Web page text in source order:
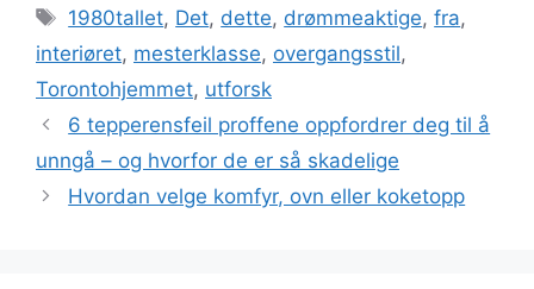
Stikkord
1980tallet, Det, dette, drømmeaktige,fra,
interiøret, mesterklasse, overgangsstil,
Torontohjemmet, utforsk
6 tepperensfeil proffene oppfordrer deg til å
unngå – og hvorfor de er så skadelige
Hvordan velge komfyr, ovn eller koketopp